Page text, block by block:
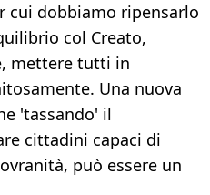
cui dobbiamo ripensarlo
col Creato,
mettere tutti in
Una nuova
'tassando' il
cittadini capaci di
può essere un